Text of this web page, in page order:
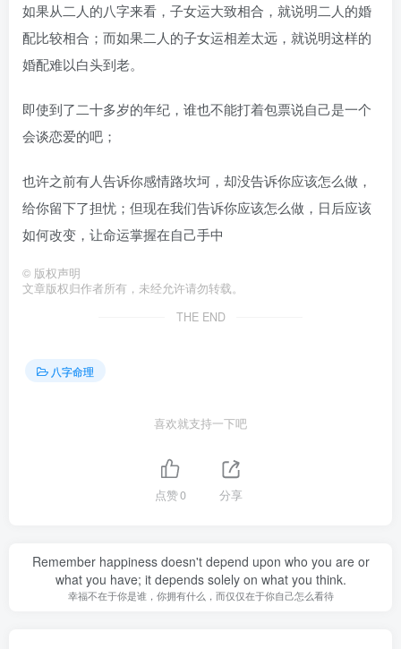
如果从二人的八字来看，子女运大致相合，就说明二人的婚
配比较相合；而如果二人的子女运相差太远，就说明这样的
婚配难以白头到老。
即使到了二十多岁的年纪，谁也不能打着包票说自己是一个
会谈恋爱的吧；
也许之前有人告诉你感情路坎坷，却没告诉你应该怎么做，
给你留下了担忧；但现在我们告诉你应该怎么做，日后应该
如何改变，让命运掌握在自己手中
© 版权声明
文章版权归作者所有，未经允许请勿转载。
THE END
八字命理
喜欢就支持一下吧
点赞0 分享
Remember happiness doesn't depend upon who you are or
what you have; it depends solely on what you think.
幸福不在于你是谁，你拥有什么，而仅仅在于你自己怎么看待